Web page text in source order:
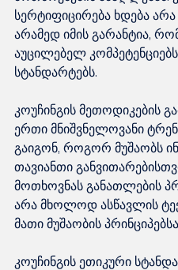
სერტიფიცირება ხდება
არამედ იმის გარანტია,
აუცილებელ
სტანდარტებს.
კოუჩინგის მეთოდიკების
ერთი მნიშვნელოვანი
გაიგონ, როგორ მუშაობს
თავიანთი
მოთხოვნას განათლების
არა მხოლოდ ასწავლის
მათი მუშაობის
კოუჩინგის ეთიკური